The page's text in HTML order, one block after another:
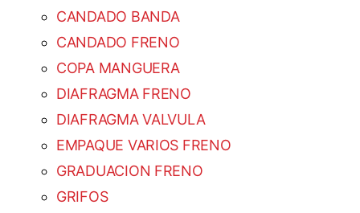
CANDADO BANDA
CANDADO FRENO
COPA MANGUERA
DIAFRAGMA FRENO
DIAFRAGMA VALVULA
EMPAQUE VARIOS FRENO
GRADUACION FRENO
GRIFOS